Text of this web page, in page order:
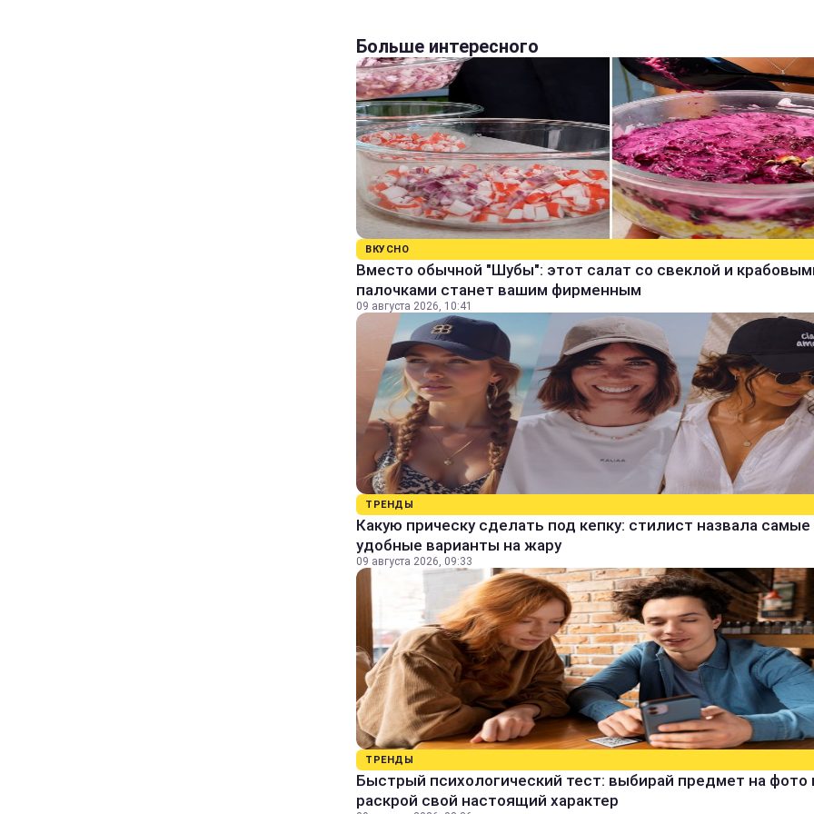
Больше интересного
ВКУСНО
Вместо обычной "Шубы": этот салат со свеклой и
палочками станет вашим фирменным
09 августа 2026, 10:41
ТРЕНДЫ
Какую прическу сделать под кепку: стилист назвала самые
удобные варианты на жару
09 августа 2026, 09:33
ТРЕНДЫ
Быстрый психологический тест: выбирай предмет на фото
раскрой свой настоящий характер